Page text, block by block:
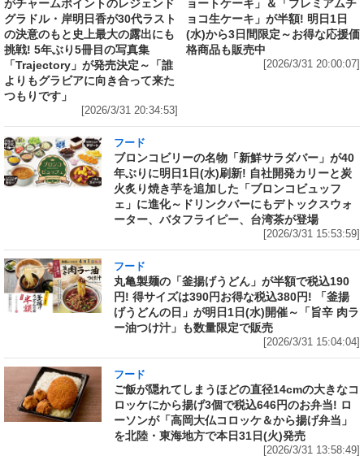
がチャームポイントのレジェンド
グラドル・岸明日香が30代ラスト
の決意のもと史上最大の露出にも
挑戦! 5年ぶり5冊目の写真集
「Trajectory」が発売決定～「誰
よりもグラビアに向き合って来た
つもりです」
[2026/3/31 20:34:53]
ョートケーキ」＆「プレミアムチ
ョコ生ケーキ」が半額! 明日1日
(水)から3日間限定～お得な応援価
格商品も販売中
[2026/3/31 20:00:07]
フード
ブロンコビリーの名物「新鮮サラダバー」が40
年ぶりに明日1日(水)刷新! 自社開発カリーと炭
火炙り焼き芋を追加した「ブロンコビュッフ
ェ」に進化～ドリンクバーにもデトックスウォ
ーター、バタフライピー、台湾茶が登場
[2026/3/31 15:53:59]
フード
丸亀製麺の「釜揚げうどん」が半額で税込190
円! 得サイズは390円お得な税込380円! 「釜揚
げうどんの日」が明日1日(水)開催～「旨辛 肉ラ
ー油つけ汁」も数量限定で販売
[2026/3/31 15:04:04]
フード
ご飯が隠れてしまうほどの直径14cmの大きなコ
ロッケにから揚げ3個で税込646円のお弁当! ロ
ーソンが「高岡大仏コロッケ＆から揚げ弁当」
を北陸・東海地方で本日31日(火)発売
[2026/3/31 13:58:49]